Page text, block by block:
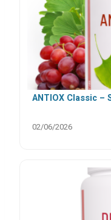
ANTIOX Classic –
02/06/2026